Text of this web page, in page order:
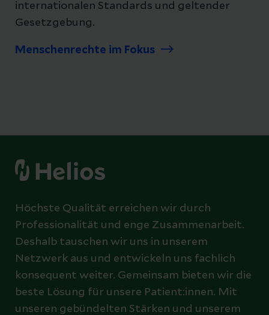
internationalen Standards und geltender
Gesetzgebung.
Menschenrechte im Fokus
Höchste Qualität erreichen wir durch
Professionalität und enge Zusammenarbeit.
Deshalb tauschen wir uns in unserem
Netzwerk aus und entwickeln uns fachlich
konsequent weiter. Gemeinsam bieten wir die
beste Lösung für unsere Patient:innen. Mit
unseren gebündelten Stärken und unserem